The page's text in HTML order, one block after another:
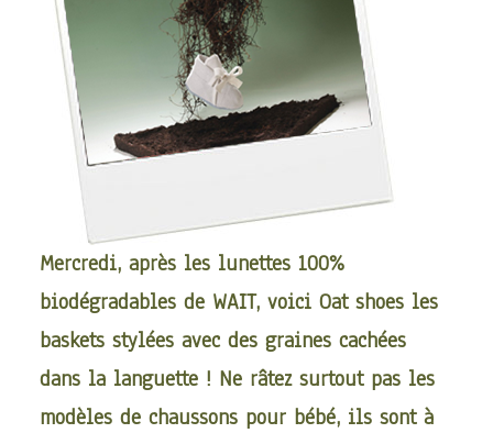
Mercredi, après les lunettes 100%
biodégradables de WAIT, voici Oat shoes les
baskets stylées avec des graines cachées
dans la languette ! Ne râtez surtout pas les
modèles de chaussons pour bébé, ils sont à